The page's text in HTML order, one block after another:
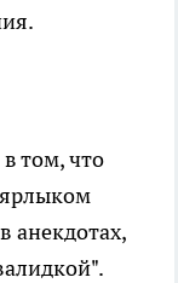
том, что
анекдотах,